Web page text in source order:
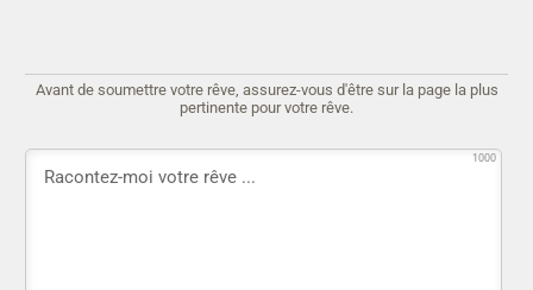
Avant de soumettre votre rêve, assurez-vous d'être sur la page la plus
pertinente pour votre rêve.
1000